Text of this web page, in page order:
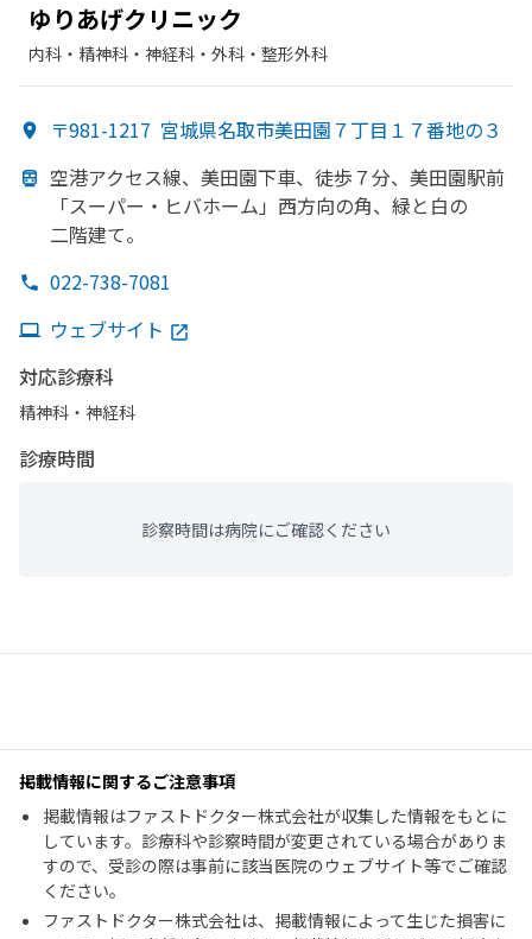
ゆりあげクリニック
内科・​精神科・神経科・​外科・​整形外科
〒981-1217 宮城県名取市美田園７丁目１７番地の３
空港アクセス線、 美田園下車、 徒歩７分、 美田園駅前
「スーパー・ヒバホーム」 西方向の角、 緑と 白の
二階建て。
022-738-7081
ウェブサイト
対応診療科
精神科・神経科
診療時間
診察時間は病院にご確認ください
掲載情報に関するご注意事項
掲載情報はファストドクター株式会社が収集した情報をもとに
しています。診療科や診察時間が変更されている場合がありま
すので、受診の際は事前に該当医院のウェブサイト等でご確認
ください。
ファストドクター株式会社は、掲載情報によって生じた損害に